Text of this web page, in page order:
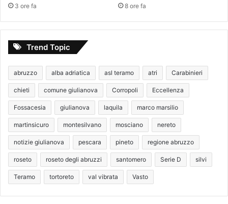
3 ore fa 8 ore fa
Trend Topic
abruzzo alba adriatica asl teramo atri Carabinieri
chieti comune giulianova Corropoli Eccellenza
Fossacesia giulianova laquila marco marsilio
martinsicuro montesilvano mosciano nereto
notizie giulianova pescara pineto regione abruzzo
roseto roseto degli abruzzi santomero Serie D silvi
Teramo tortoreto val vibrata Vasto